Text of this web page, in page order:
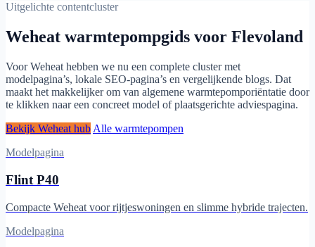
Uitgelichte contentcluster
Weheat warmtepompgids voor Flevoland
Voor Weheat hebben we nu een complete cluster met
modelpagina’s, lokale SEO-pagina’s en vergelijkende blogs. Dat
maakt het makkelijker om van algemene warmtepomporiëntatie door
te klikken naar een concreet model of plaatsgerichte adviespagina.
Bekijk Weheat hub Alle warmtepompen
Modelpagina
Flint P40
Compacte Weheat voor rijtjeswoningen en slimme hybride trajecten.
Modelpagina